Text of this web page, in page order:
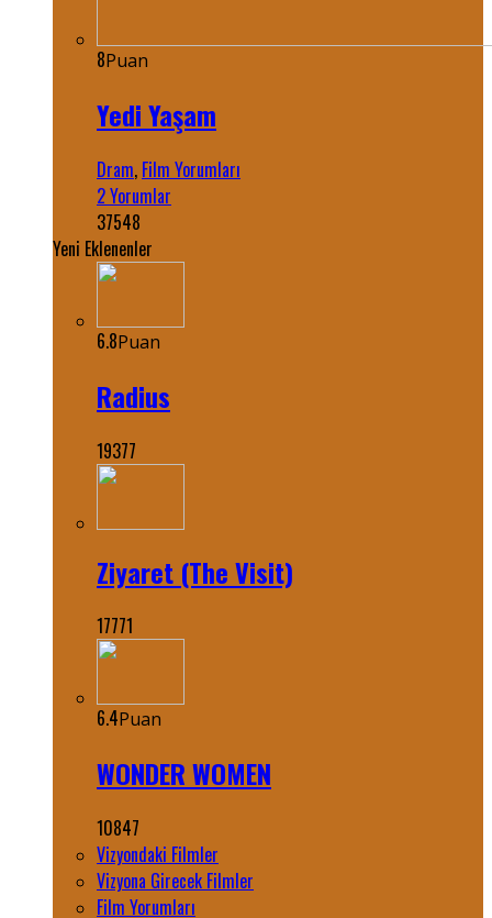
8Puan
Yedi Yaşam
Dram, Film Yorumları
2 Yorumlar
37548
Yeni Eklenenler
6.8Puan
Radius
19377
Ziyaret (The Visit)
17771
6.4Puan
WONDER WOMEN
10847
Vizyondaki Filmler
Vizyona Girecek Filmler
Film Yorumları